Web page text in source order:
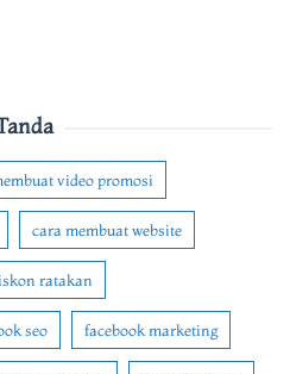
video promosi
cara membuat website
ratakan
seo facebook marketing